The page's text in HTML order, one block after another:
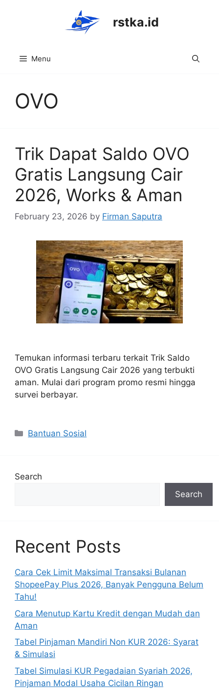
rstka.id
Menu
OVO
Trik Dapat Saldo OVO
Gratis Langsung Cair
2026, Works & Aman
February 23, 2026 by Firman Saputra
Temukan informasi terbaru terkait Trik Saldo
OVO Gratis Langsung Cair 2026 yang terbukti
aman. Mulai dari program promo resmi hingga
survei berbayar.
Categories
Bantuan Sosial
Search
Search
Recent Posts
Cara Cek Limit Maksimal Transaksi Bulanan
ShopeePay Plus 2026, Banyak Pengguna Belum
Tahu!
Cara Menutup Kartu Kredit dengan Mudah dan
Aman
Tabel Pinjaman Mandiri Non KUR 2026: Syarat
& Simulasi
Tabel Simulasi KUR Pegadaian Syariah 2026,
Pinjaman Modal Usaha Cicilan Ringan